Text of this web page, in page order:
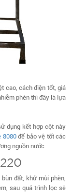
cao, cách điện tốt, giá
phèn thì đây là lựa
dụng kết hợp cột này
8080để bảo vệ tốt các
nguồn nước.
đất, khử mùi phèn,
sau quá trình lọc sẽ